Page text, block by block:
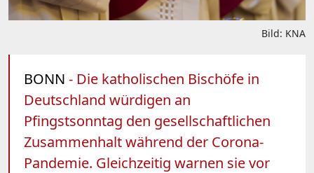
Bild: KNA
BONN - Die katholischen Bischöfe in
Deutschland würdigen an
Pfingstsonntag den gesellschaftlichen
Zusammenhalt während der Corona-
Pandemie. Gleichzeitig warnen sie vor